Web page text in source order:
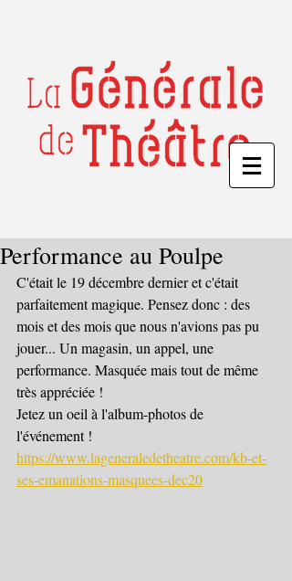
Performance au Poulpe
C'était le 19 décembre dernier et c'était
parfaitement magique. Pensez donc : des
mois et des mois que nous n'avions pas pu
jouer... Un magasin, un appel, une
performance. Masquée mais tout de même
très appréciée !
Jetez un oeil à l'album-photos de
l'événement !
https://www.lageneraledetheatre.com/kb-et-
ses-emanations-masquees-dec20